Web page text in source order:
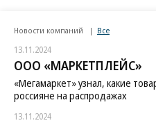
Новости компаний Все
13.11.2024
ООО «МАРКЕТПЛЕЙС»
«Мегамаркет» узнал, какие
россияне на распродажах
13.11.2024